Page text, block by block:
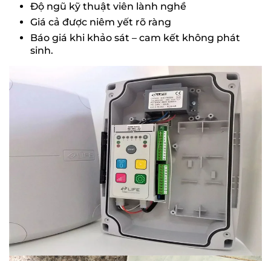
Độ ngũ kỹ thuật viên lành nghề
Giá cả được niêm yết rõ ràng
Báo giá khi khảo sát – cam kết không phát
sinh.